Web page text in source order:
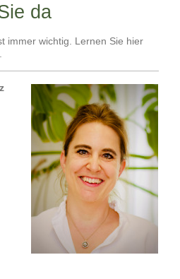
da
immer wichtig. Lernen Sie hier